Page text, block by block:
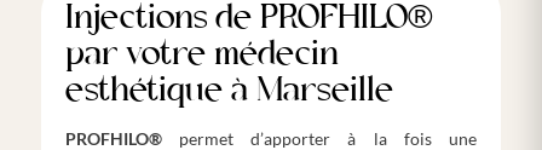
Injections de PROFHILO®
par votre médecin
esthétique à Marseille
PROFHILO®permet d’apporter à la fois une